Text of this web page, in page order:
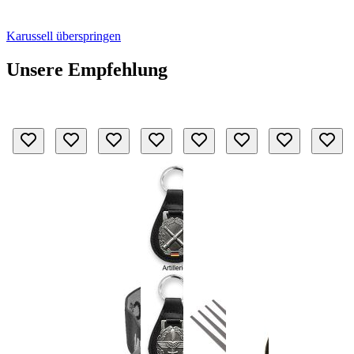
Karussell überspringen
Unsere Empfehlung